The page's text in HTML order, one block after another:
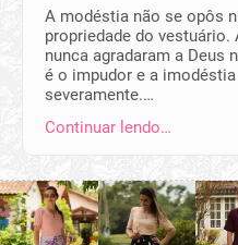
A modéstia não se opôs
propriedade do vestuário.
nunca agradaram a Deus
é o impudor e a
severamente.…
Continuar lendo…